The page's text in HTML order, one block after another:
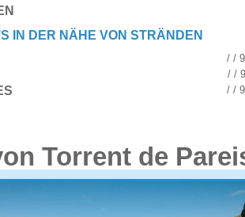
IN DER NÄHE VON STRÄNDEN
/ /
/ /
/ /
Torrent de